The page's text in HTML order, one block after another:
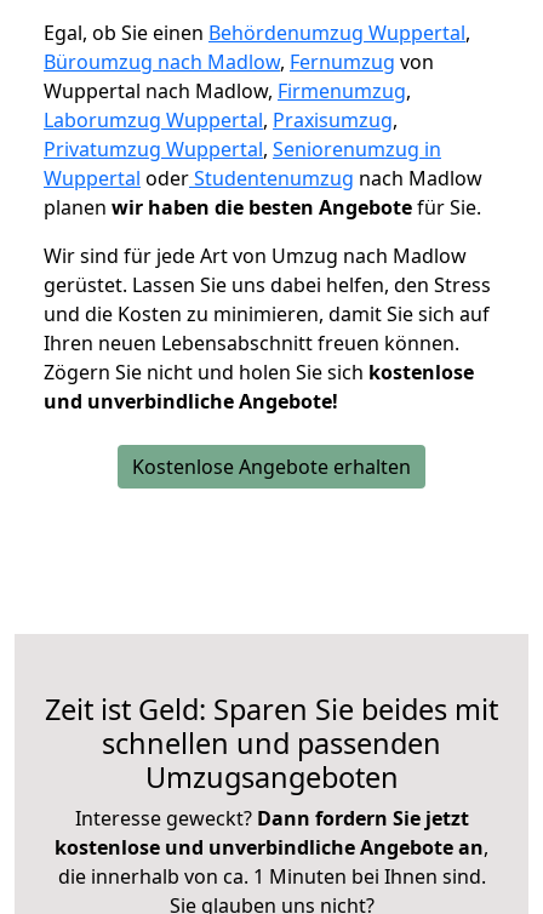
Egal, ob Sie einen Behördenumzug Wuppertal,
Büroumzug nach Madlow, Fernumzug von
Wuppertal nach Madlow, Firmenumzug,
Laborumzug Wuppertal, Praxisumzug,
Privatumzug Wuppertal, Seniorenumzug in
Wuppertal oderStudentenumzug nach Madlow
planen wir haben die besten Angebotefür Sie.
Wir sind für jede Art von Umzug nach Madlow
gerüstet. Lassen Sie uns dabei helfen, den Stress
und die Kosten zu minimieren, damit Sie sich auf
Ihren neuen Lebensabschnitt freuen können.
Zögern Sie nicht und holen Sie sich kostenlose
und unverbindliche Angebote!
Kostenlose Angebote erhalten
Zeit ist Geld: Sparen Sie beides mit
schnellen und passenden
Umzugsangeboten
Interesse geweckt? Dann fordern Sie jetzt
kostenlose und unverbindliche Angebote an,
die innerhalb von ca. 1 Minuten bei Ihnen sind.
Sie glauben uns nicht?